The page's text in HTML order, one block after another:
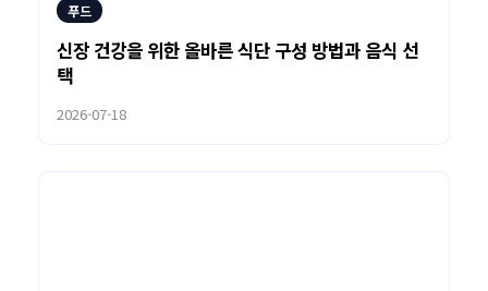
푸드
신장 건강을 위한 올바른 식단 구성 방법과 음식 선
택
2026-07-18